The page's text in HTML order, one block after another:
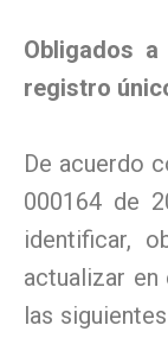
Obligados
registro
De acuerdo
000164 de
identificar,
actualizar
las